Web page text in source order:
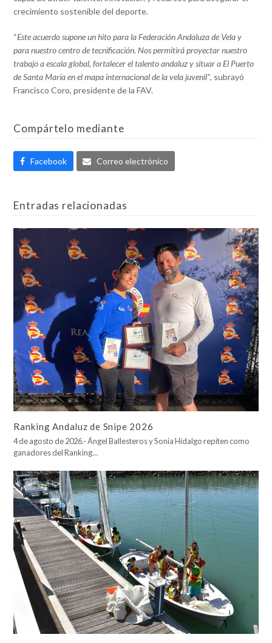
crecimiento sostenible del deporte.
“Este acuerdo supone un hito para la Federación Andaluza de Vela y
para nuestro centro de tecnificación. Nos permitirá proyectar nuestro
trabajo a escala global, fortalecer el talento andaluz y situar a El Puerto
de Santa María en el mapa internacional de la vela juvenil”, subrayó
Francisco Coro, presidente de la FAV.
Compártelo mediante
Facebook Correo electrónico
Entradas relacionadas
Ranking Andaluz de Snipe 2026
4 de agosto de 2026.- Ángel Ballesteros y Sonia Hidalgo repiten como
ganadores del Ranking…